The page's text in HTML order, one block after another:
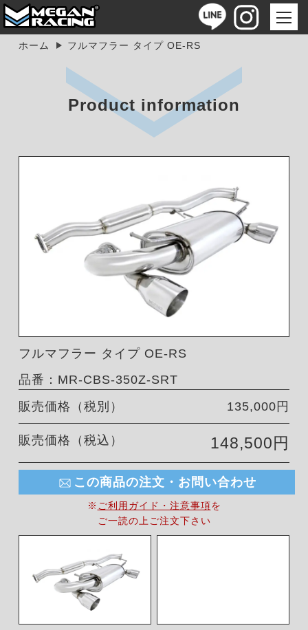
ホーム フルマフラー タイプ OE-RS
Product information
フルマフラー タイプ OE-RS
品番：MR-CBS-350Z-SRT
販売価格（税別）
135,000円
販売価格（税込） 148,500円
この商品の注文・お問い合わせ
※ ご利用ガイド・注意事項を
ご一読の上ご注文下さい